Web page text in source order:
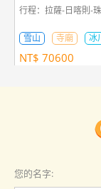
行程：拉薩-日喀則-
雪山 寺廟 冰
NT$ 70600
您的名字: